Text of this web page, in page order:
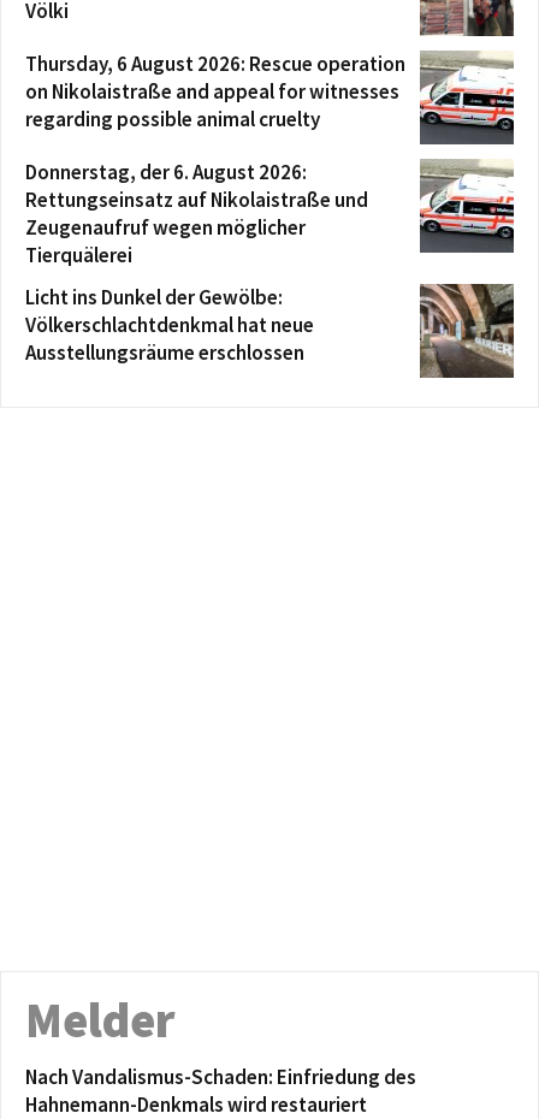
Völki
Thursday, 6 August 2026: Rescue operation
on Nikolaistraße and appeal for witnesses
regarding possible animal cruelty
Donnerstag, der 6. August 2026:
Rettungseinsatz auf Nikolaistraße und
Zeugenaufruf wegen möglicher
Tierquälerei
Licht ins Dunkel der Gewölbe:
Völkerschlachtdenkmal hat neue
Ausstellungsräume erschlossen
Melder
Nach Vandalismus-Schaden: Einfriedung des
Hahnemann-Denkmals wird restauriert